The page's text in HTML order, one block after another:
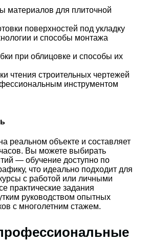
материалов для плиточной
поверхностей под укладку
и способы монтажа
при облицовке и способы их
чтения строительных чертежей
инструментом
реальном объекте и составляет
. Вы можете выбирать
— обучение доступно по
что идеально подходит для
с работой или личными
практические задания
руководством опытных
с многолетним стажем.